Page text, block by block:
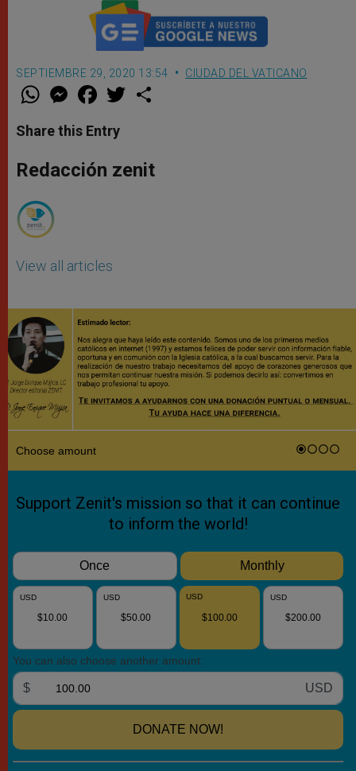
SEPTIEMBRE 29, 2020 13:54 CIUDAD DEL VATICANO
W
t
s
p
p
M
e
s
e
g
e
F
a
e
b
o
k
w
r
Share this Entry
Redacción zenit
View all articles